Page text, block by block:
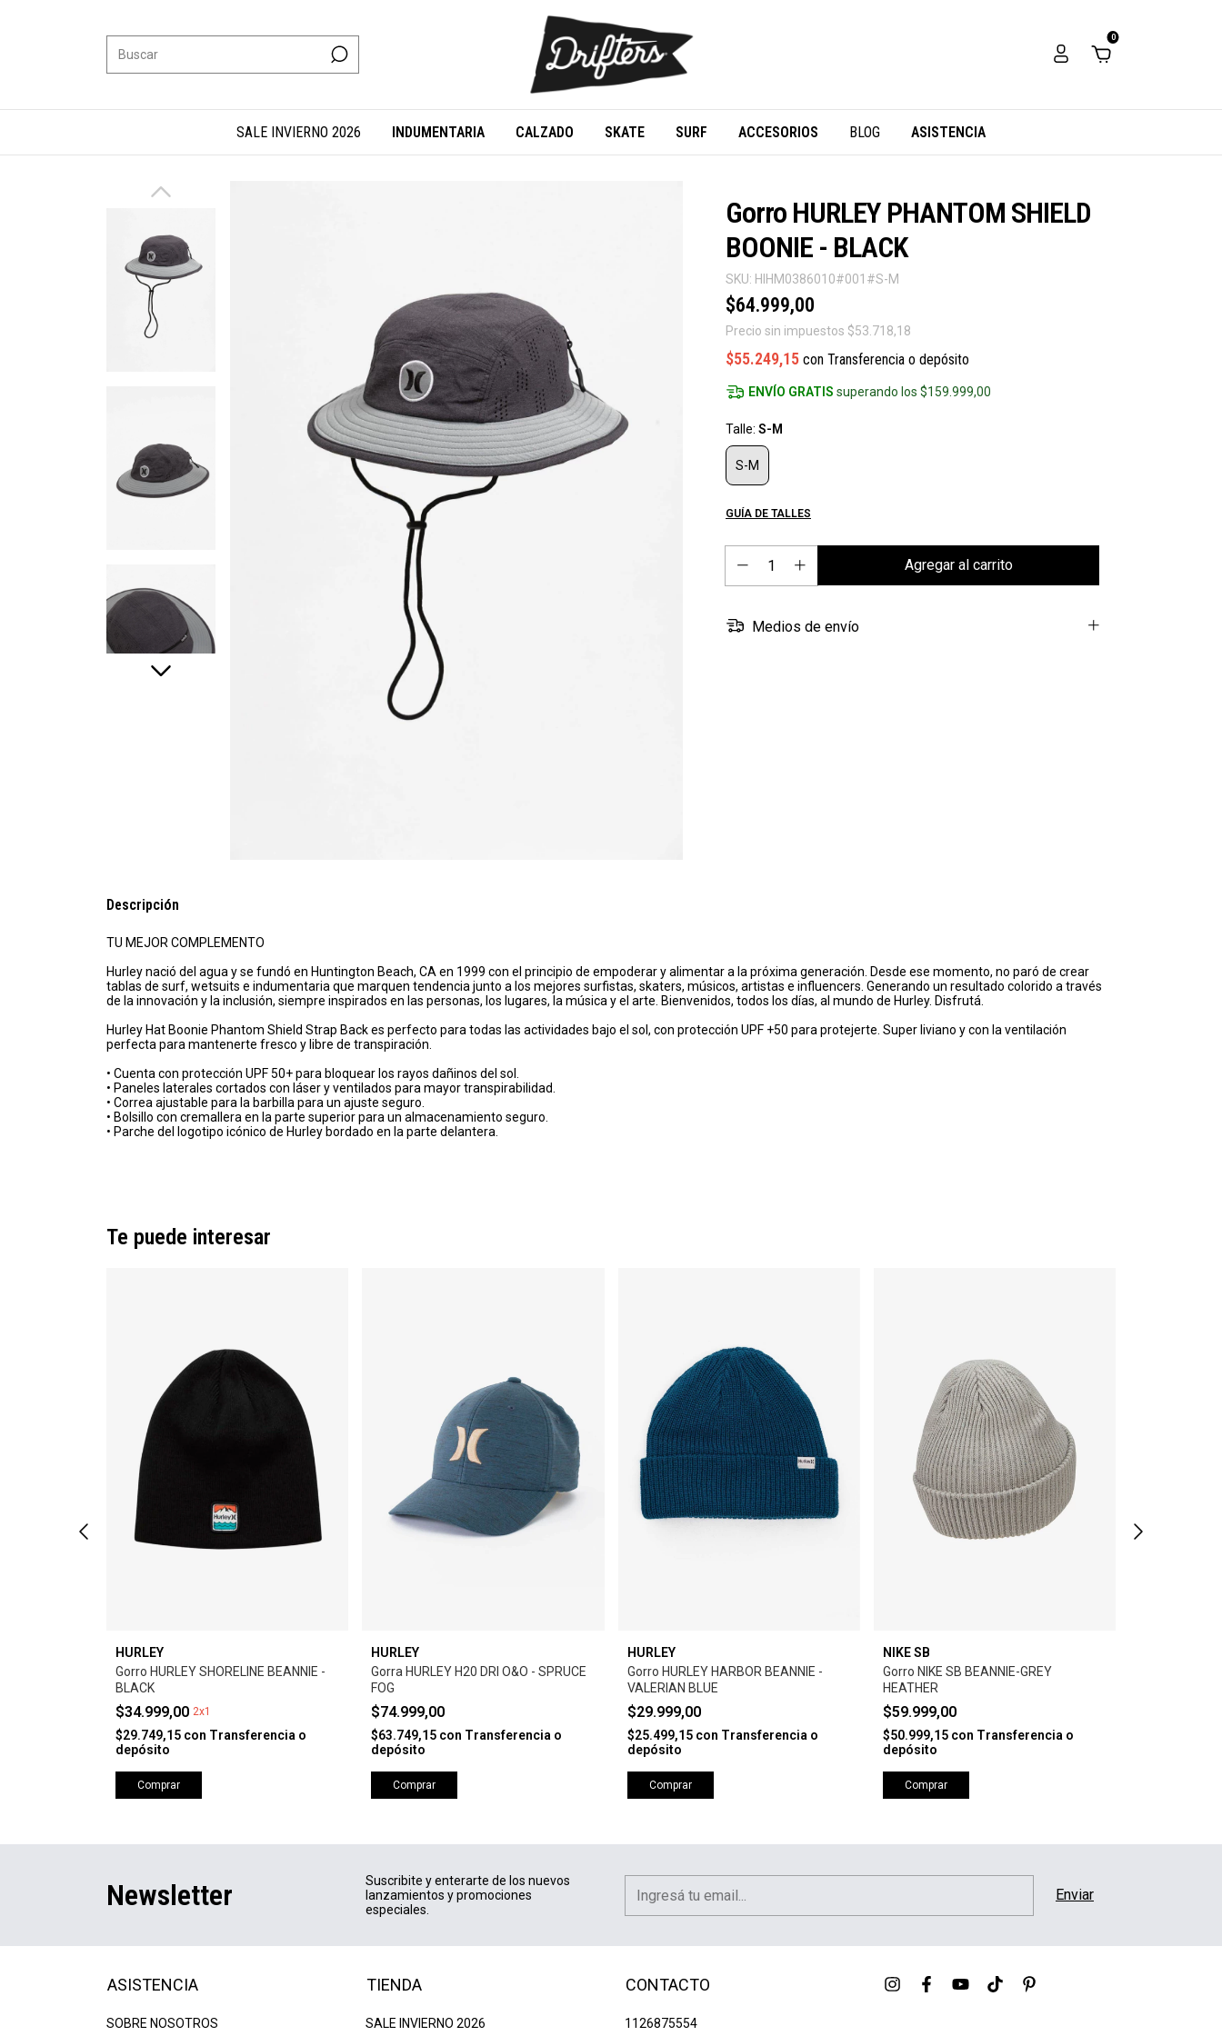
0
SALE INVIERNO 2026 INDUMENTARIA CALZADO SKATE SURF ACCESORIOS BLOG ASISTENCIA
Gorro HURLEY PHANTOM SHIELD
BOONIE - BLACK
SKU: HIHM0386010#001#S-M
$64.999,00
Precio sin impuestos $53.718,18
$55.249,15 con Transferencia o depósito
ENVÍO GRATIS superando los$159.999,00
Talle: S-M
S-M
GUÍA DE TALLES
Medios de envío
Descripción
TU MEJOR COMPLEMENTO
Hurley nació del agua y se fundó en Huntington Beach, CA en 1999 con el principio de empoderar y alimentar a la próxima generación. Desde ese momento, no paró de crear
tablas de surf, wetsuits e indumentaria que marquen tendencia junto a los mejores surfistas, skaters, músicos, artistas e influencers. Generando un resultado colorido a través
de la innovación y la inclusión, siempre inspirados en las personas, los lugares, la música y el arte. Bienvenidos, todos los días, al mundo de Hurley. Disfrutá.
Hurley Hat Boonie Phantom Shield Strap Back es perfecto para todas las actividades bajo el sol, con protección UPF +50 para protejerte. Super liviano y con la ventilación
perfecta para mantenerte fresco y libre de transpiración.
• Cuenta con protección UPF 50+ para bloquear los rayos dañinos del sol.
• Paneles laterales cortados con láser y ventilados para mayor transpirabilidad.
• Correa ajustable para la barbilla para un ajuste seguro.
• Bolsillo con cremallera en la parte superior para un almacenamiento seguro.
• Parche del logotipo icónico de Hurley bordado en la parte delantera.
Te puede interesar
HURLEY
Gorro HURLEY SHORELINE BEANNIE -
BLACK
$34.999,00 2x1
$29.749,15 con Transferencia o
depósito
Comprar
HURLEY
Gorra HURLEY H20 DRI O&O - SPRUCE
FOG
$74.999,00
$63.749,15 con Transferencia o
depósito
Comprar
HURLEY
Gorro HURLEY HARBOR BEANNIE -
VALERIAN BLUE
$29.999,00
$25.499,15 con Transferencia o
depósito
Comprar
NIKE SB
Gorro NIKE SB BEANNIE-GREY
HEATHER
$59.999,00
$50.999,15 con Transferencia o
depósito
Comprar
Newsletter
Suscribite y enterarte de los nuevos
lanzamientos y promociones
especiales.
ASISTENCIA
SOBRE NOSOTROS
TIENDA
SALE INVIERNO 2026
CONTACTO
1126875554